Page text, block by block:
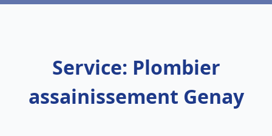
Service: Plombier
assainissement Genay